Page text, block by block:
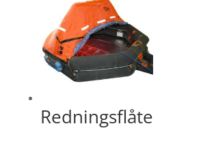
Redningsflåte